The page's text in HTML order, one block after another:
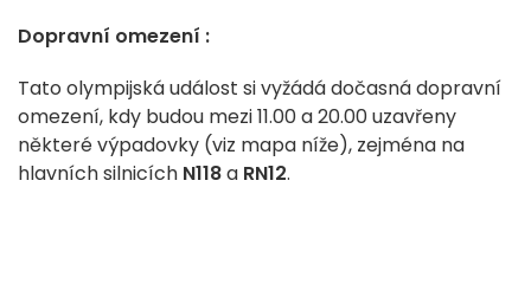
Dopravní omezení :
Tato olympijská událost si vyžádá dočasná dopravní
omezení, kdy budou mezi 11.00 a 20.00 uzavřeny
některé výpadovky (viz mapa níže), zejména na
hlavních silnicích N118a RN12.